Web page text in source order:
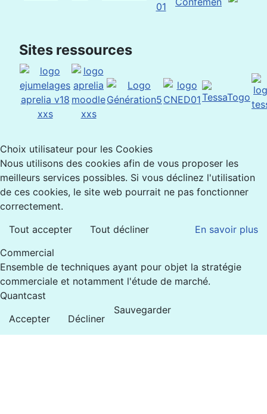
Sites ressources
Choix utilisateur pour les Cookies
Nous utilisons des cookies afin de vous proposer les
meilleurs services possibles. Si vous déclinez l'utilisation
de ces cookies, le site web pourrait ne pas fonctionner
correctement.
Tout accepter
Tout décliner
En savoir plus
Commercial
Ensemble de techniques ayant pour objet la stratégie
commerciale et notamment l'étude de marché.
Quantcast
Accepter
Décliner
Sauvegarder